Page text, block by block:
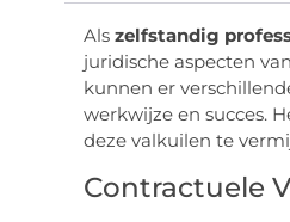
Als zelfstandig
juridische aspecten
kunnen er
werkwijze en succes.
deze valkuilen te
Contractuele